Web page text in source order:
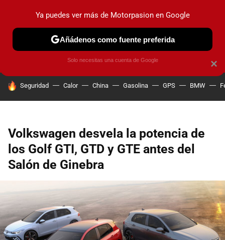
PRUEBAS COCHES ELÉCTRICOS OBSERVATORIO
HOY SE HABLA DE
Seguridad Calor China Gasolina GPS BMW
Volkswagen desvela la potencia de
los Golf GTI, GTD y GTE antes del
Salón de Ginebra
×
Ya puedes ver más de Motorpasion en Google
Añádenos como fuente preferida
Solo necesitas una cuenta de Google